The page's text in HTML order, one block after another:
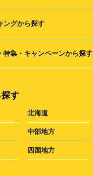
ングから探す
特集・キャンペーンから探す
探す
北海道
中部地方
四国地方